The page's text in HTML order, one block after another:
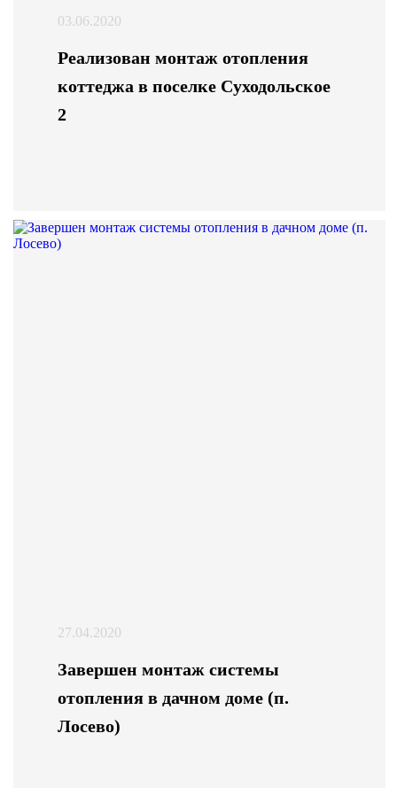
03.06.2020
Реализован монтаж отопления
коттеджа в поселке Суходольское
2
27.04.2020
Завершен монтаж системы
отопления в дачном доме (п.
Лосево)